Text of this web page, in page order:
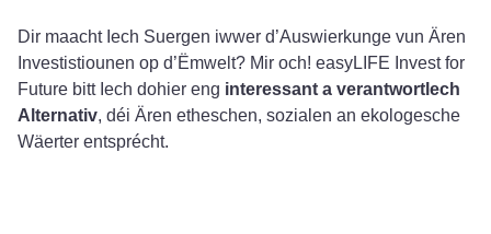
Dir maacht Iech Suergen iwwer d’Auswierkunge vun Ären
Investistiounen op d’Ëmwelt? Mir och! easyLIFE Invest for
Future bitt Iech dohier eng interessant a verantwortlech
Alternativ, déi Ären etheschen, sozialen an ekologesche
Wäerter entsprécht.